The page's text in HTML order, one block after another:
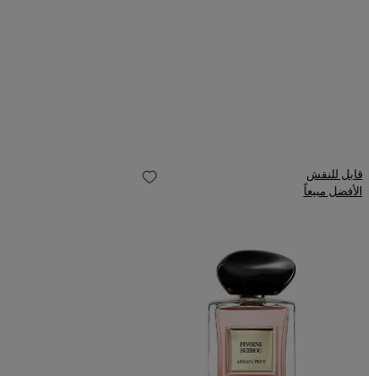
قابل للنقش
الأفضل مبيعاً